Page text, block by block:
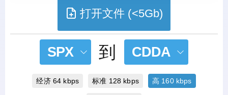
打开文件 (<5Gb)
SPX 到 CDDA
经济 64 kbps 标准 128 kbps 高 160 kbps